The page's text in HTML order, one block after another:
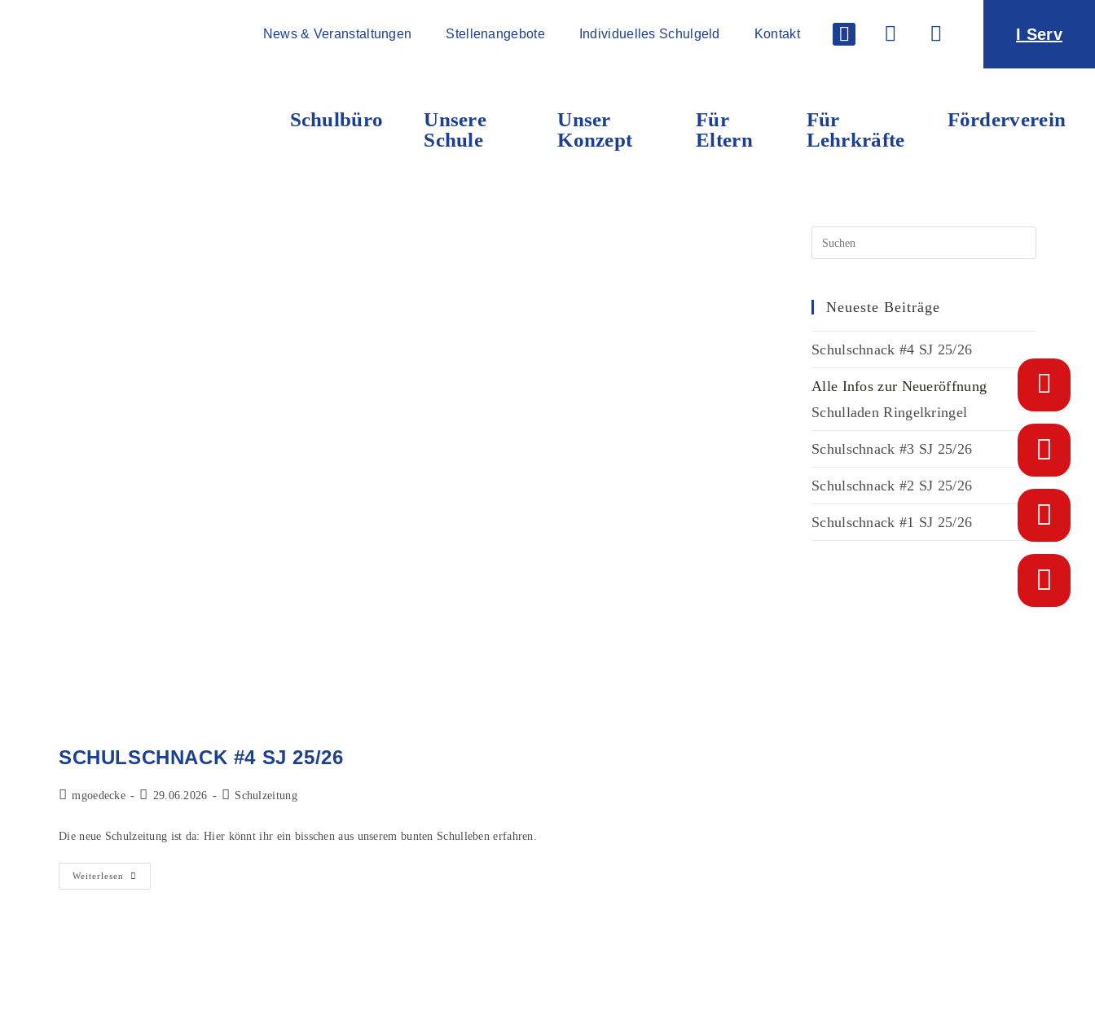
News & Veranstaltungen Stellenangebote Individuelles Schulgeld Kontakt I Serv
Schulbüro
Unsere
Schule
Unser
Konzept
Für
Eltern
Für
Lehrkräfte
Förderverein
SCHULSCHNACK #4 SJ 25/26
mgoedecke 29.06.2026 Schulzeitung
Die neue Schulzeitung ist da: Hier könnt ihr ein bisschen aus unserem bunten Schulleben erfahren.
Weiterlesen
Neueste Beiträge
Schulschnack #4 SJ 25/26
Alle Infos zur Neueröffnung
Schulladen Ringelkringel
Schulschnack #3 SJ 25/26
Schulschnack #2 SJ 25/26
Schulschnack #1 SJ 25/26